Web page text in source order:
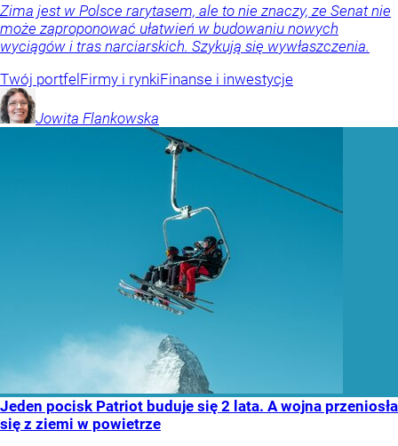
Zima jest w Polsce rarytasem, ale to nie znaczy, ze Senat nie
może zaproponować ułatwień w budowaniu nowych
wyciągów i tras narciarskich. Szykują się wywłaszczenia.
Twój portfelFirmy i rynkiFinanse i inwestycje
Jowita Flankowska
Jeden pocisk Patriot buduje się 2 lata. A wojna przeniosła
się z ziemi w powietrze